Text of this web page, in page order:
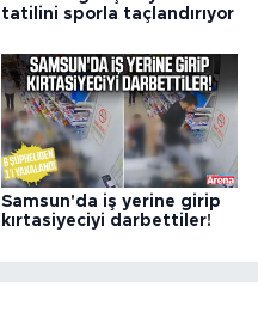
tatilini sporla taçlandırıyor
Samsun'da iş yerine girip
kırtasiyeciyi darbettiler!